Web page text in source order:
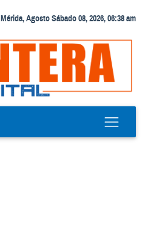
Mérida, Agosto Sábado 08, 2026, 06:38 am